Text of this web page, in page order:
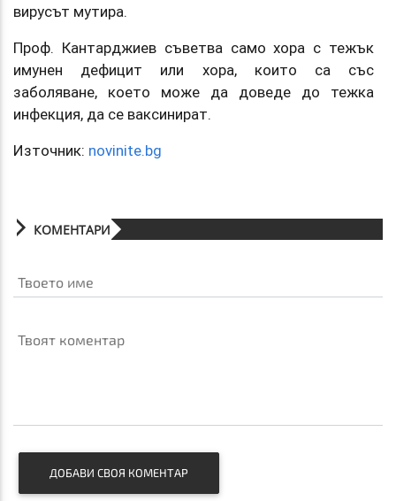
вирусът мутира.
Проф. Кантарджиев съветва само хора с тежък
имунен дефицит или хора, които са със
заболяване, което може да доведе до тежка
инфекция, да се ваксинират.
Източник: novinite.bg
КОМЕНТАРИ
Твоето име
Твоят коментар
ДОБАВИ СВОЯ КОМЕНТАР